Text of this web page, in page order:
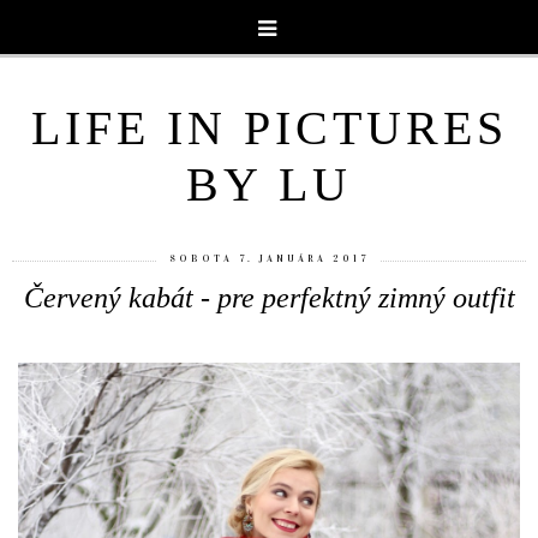
LIFE IN PICTURES
BY LU
SOBOTA 7. JANUÁRA 2017
Červený kabát - pre perfektný zimný outfit